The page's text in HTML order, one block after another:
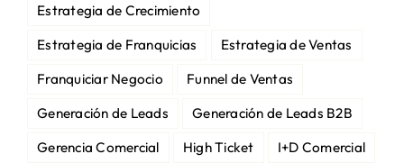
Estrategia de Crecimiento
Estrategia de Franquicias
Estrategia de Ventas
Franquiciar Negocio
Funnel de Ventas
Generación de Leads
Generación de Leads B2B
Gerencia Comercial
High Ticket
I+D Comercial